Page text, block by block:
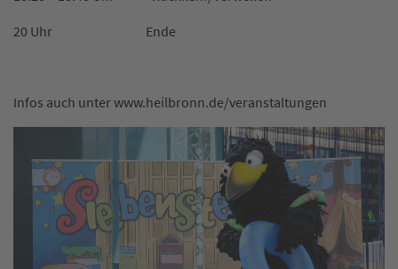
20 Uhr Ende
Infos auch unter www.heilbronn.de/veranstaltungen